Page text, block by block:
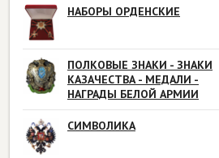
НАБОРЫ ОРДЕНСКИЕ
ПОЛКОВЫЕ ЗНАКИ - ЗНАКИ
КАЗАЧЕСТВА - МЕДАЛИ -
НАГРАДЫ БЕЛОЙ АРМИИ
СИМВОЛИКА